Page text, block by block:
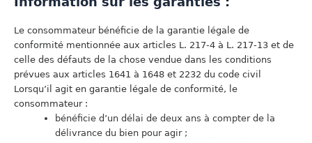
Le consommateur bénéficie de la garantie légale de
conformité mentionnée aux articles L. 217-4 à L. 217-13 et de
celle des défauts de la chose vendue dans les conditions
prévues aux articles 1641 à 1648 et 2232 du code civil
Lorsqu’il agit en garantie légale de conformité, le
consommateur :
bénéficie d’un délai de deux ans à compter de la
délivrance du bien pour agir ;